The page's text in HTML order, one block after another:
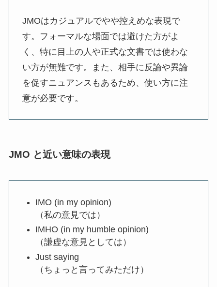
JMOはカジュアルでやや控えめな表現で
す。フォーマルな場面では避けた方がよ
く、特に目上の人や正式な文書では使わな
い方が無難です。また、相手に反論や異論
を促すニュアンスもあるため、使い方に注
意が必要です。
JMO と近い意味の表現
IMO (in my opinion)
（私の意見では）
IMHO (in my humble opinion)
（謙虚な意見としては）
Just saying
（ちょっと言ってみただけ）